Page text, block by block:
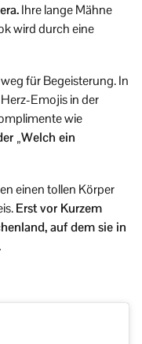
Ihre lange Mähne
wird durch eine
für Begeisterung. In
Emojis in der
wie
„Welch ein
einen tollen Körper
Erst vor Kurzem
auf dem sie in